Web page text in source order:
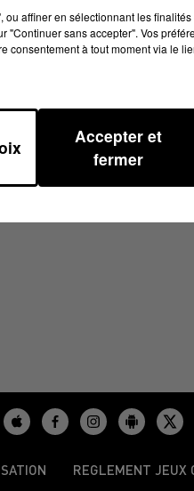
REGLEMENT JEUX
affiner en sélectionnant les
"Continuer sans accepter". Vos
consentement à tout moment via le
Accepter et
fermer